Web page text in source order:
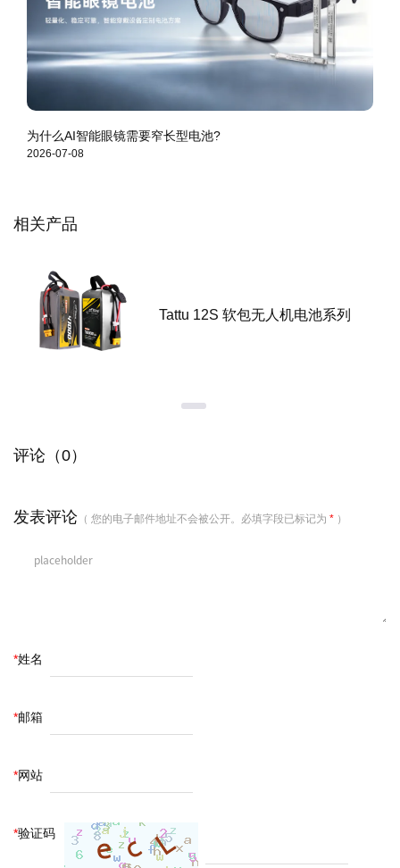
为什么AI智能眼镜需要窄长型电池?
2026-07-08
相关产品
Tattu 12S 软包无人机电池系列
评论（0）
发表评论 （ 您的电子邮件地址不会被公开。必填字段已标记为 * ）
*姓名
*邮箱
*网站
*验证码